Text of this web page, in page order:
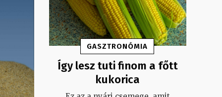
GASZTRONÓMIA
Így lesz tuti finom a főtt
kukorica